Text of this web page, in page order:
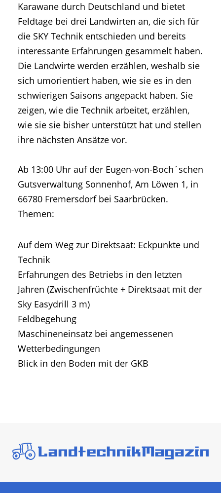
Karawane durch Deutschland und bietet
Feldtage bei drei Landwirten an, die sich für
die SKY Technik entschieden und bereits
interessante Erfahrungen gesammelt haben.
Die Landwirte werden erzählen, weshalb sie
sich umorientiert haben, wie sie es in den
schwierigen Saisons angepackt haben. Sie
zeigen, wie die Technik arbeitet, erzählen,
wie sie sie bisher unterstützt hat und stellen
ihre nächsten Ansätze vor.
Ab 13:00 Uhr auf der Eugen-von-Boch´schen
Gutsverwaltung Sonnenhof, Am Löwen 1, in
66780 Fremersdorf bei Saarbrücken.
Themen:
Auf dem Weg zur Direktsaat: Eckpunkte und
Technik
Erfahrungen des Betriebs in den letzten
Jahren (Zwischenfrüchte + Direktsaat mit der
Sky Easydrill 3 m)
Feldbegehung
Maschineneinsatz bei angemessenen
Wetterbedingungen
Blick in den Boden mit der GKB